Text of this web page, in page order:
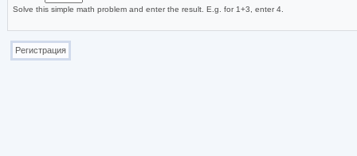
Solve this simple math problem and enter the result. E.g. for 1+3, enter 4.